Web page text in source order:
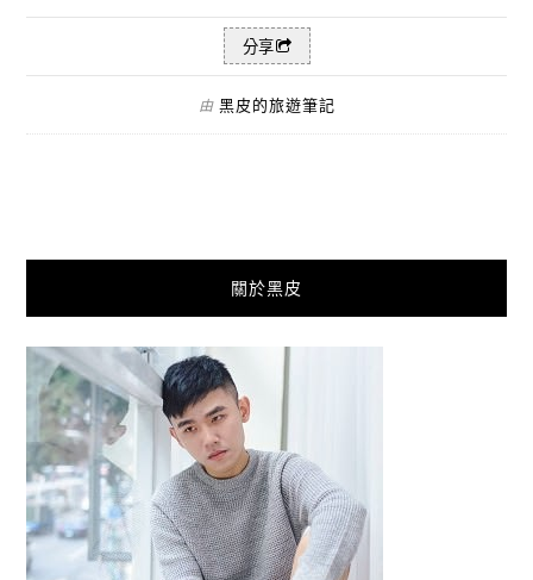
分享
由 黑皮的旅遊筆記
關於黑皮